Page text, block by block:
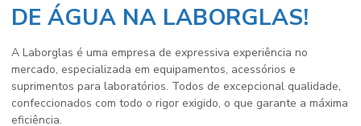
DE ÁGUA NA LABORGLAS!
A Laborglas é uma empresa de expressiva experiência no
mercado, especializada em equipamentos, acessórios e
suprimentos para laboratórios. Todos de excepcional qualidade,
confeccionados com todo o rigor exigido, o que garante a máxima
eficiência.